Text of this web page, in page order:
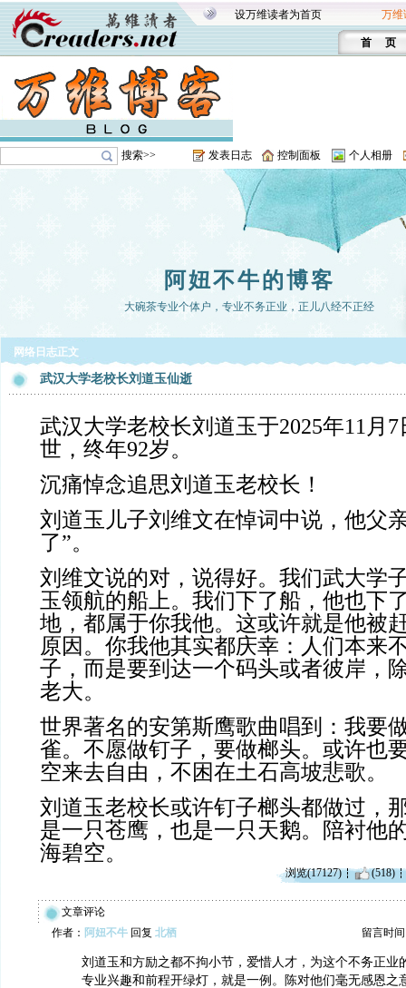
设万维读者为首页 万维
首 页
搜索>> 发表日志 控制面板 个人相册
阿妞不牛的博客
大碗茶专业个体户，专业不务正业，正儿八经不正经
网络日志正文
武汉大学老校长刘道玉仙逝
武汉大学老校长刘道玉于2025年11月
世，终年92岁。
沉痛悼念追思刘道玉老校长！
刘道玉儿子刘维文在悼词中说，他父
了”。
刘维文说的对，说得好。我们武大学
玉领航的船上。我们下了船，他也下
地，都属于你我他。这或许就是他被
原因。你我他其实都庆幸：人们本来
子，而是要到达一个码头或者彼岸，
老大。
世界著名的安第斯鹰歌曲唱到：我要
雀。不愿做钉子，要做榔头。或许也
空来去自由，不困在土石高坡悲歌。
刘道玉老校长或许钉子榔头都做过，
是一只苍鹰，也是一只天鹅。陪衬他
海碧空。
浏览(17127) (518)
文章评论
作者： 阿妞不牛 回复 北栖 留言时间
刘道玉和方励之都不拘小节，爱惜人才，为这个不务正业
专业兴趣和前程开绿灯，就是一例。陈对他们毫无感恩之